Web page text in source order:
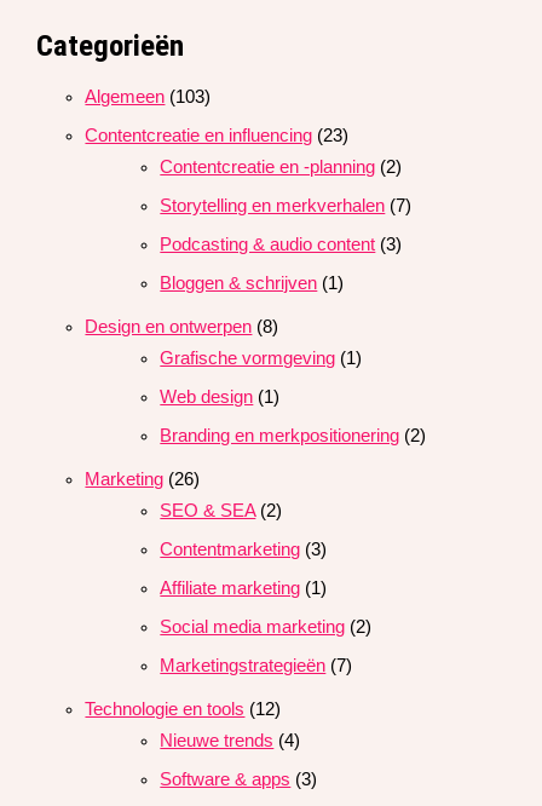
Categorieën
Algemeen (103)
Contentcreatie en influencing (23)
Contentcreatie en -planning (2)
Storytelling en merkverhalen (7)
Podcasting & audio content (3)
Bloggen & schrijven (1)
Design en ontwerpen (8)
Grafische vormgeving (1)
Web design (1)
Branding en merkpositionering (2)
Marketing (26)
SEO & SEA(2)
Contentmarketing (3)
Affiliate marketing (1)
Social media marketing (2)
Marketingstrategieën (7)
Technologie en tools (12)
Nieuwe trends (4)
Software & apps (3)